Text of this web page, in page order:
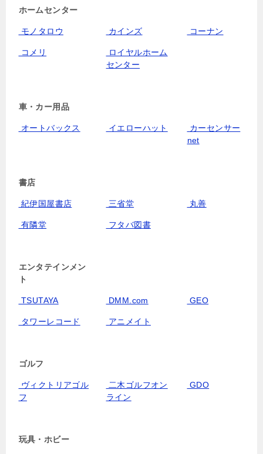
ホームセンター
モノタロウ カインズ コーナン
コメリ
ロイヤルホーム
センター
車・カー用品
オートバックス イエローハット
カーセンサー
net
書店
紀伊国屋書店 三省堂 丸善
有隣堂 フタバ図書
エンタテインメン
ト
TSUTAYA DMM.com GEO
タワーレコード アニメイト
ゴルフ
ヴィクトリアゴル
フ
二木ゴルフオン
ライン
GDO
玩具・ホビー